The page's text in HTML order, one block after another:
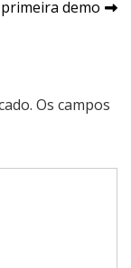
demo
Os campos